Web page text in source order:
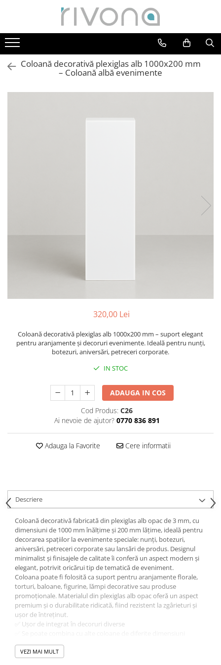
Toate Produsele
Plăcuțe casă personalizate
Plăcuțe apartament personalizate
Plăcuțe scară de bloc
Placute & Semnalistica
Siluete & Portrete Artistice
Tablouri personalizate
Coloană decorativă plexiglas alb 1000x200 mm
– Coloană albă evenimente
320,00 Lei
Coloană decorativă plexiglas alb 1000x200 mm – suport elegant
pentru aranjamente și decoruri evenimente. Ideală pentru nunți,
botezuri, aniversări, petreceri corporate.
IN STOC
ADAUGA IN COS
Cod Produs: C26
Ai nevoie de ajutor? 0770 836 891
Adauga la Favorite Cere informatii
Descriere
Coloană decorativă fabricată din plexiglas alb opac de 3 mm, cu
dimensiuni de 1000 mm înălțime și 200 mm lățime, ideală pentru
decorarea spațiilor la evenimente speciale: nunți, botezuri,
aniversări, petreceri corporate sau lansări de produs. Designul
minimalist și finisajele de calitate îi conferă un aspect modern și
elegant, potrivit oricărui tip de tematică de eveniment.
Coloana poate fi folosită ca suport pentru aranjamente florale,
torturi, baloane, figurine, lămpi decorative sau produse
promoționale. Materialul din plexiglas alb opac oferă un aspect
premium și o durabilitate ridicată, fiind rezistent la zgârieturi și
ușor de întreținut.
✅ Ușor de integrat în decoruri diverse
✅ Recomandată pentru organizatori de evenimente, florării,
locații HoReCa, showroom-uri
VEZI MAI MULT